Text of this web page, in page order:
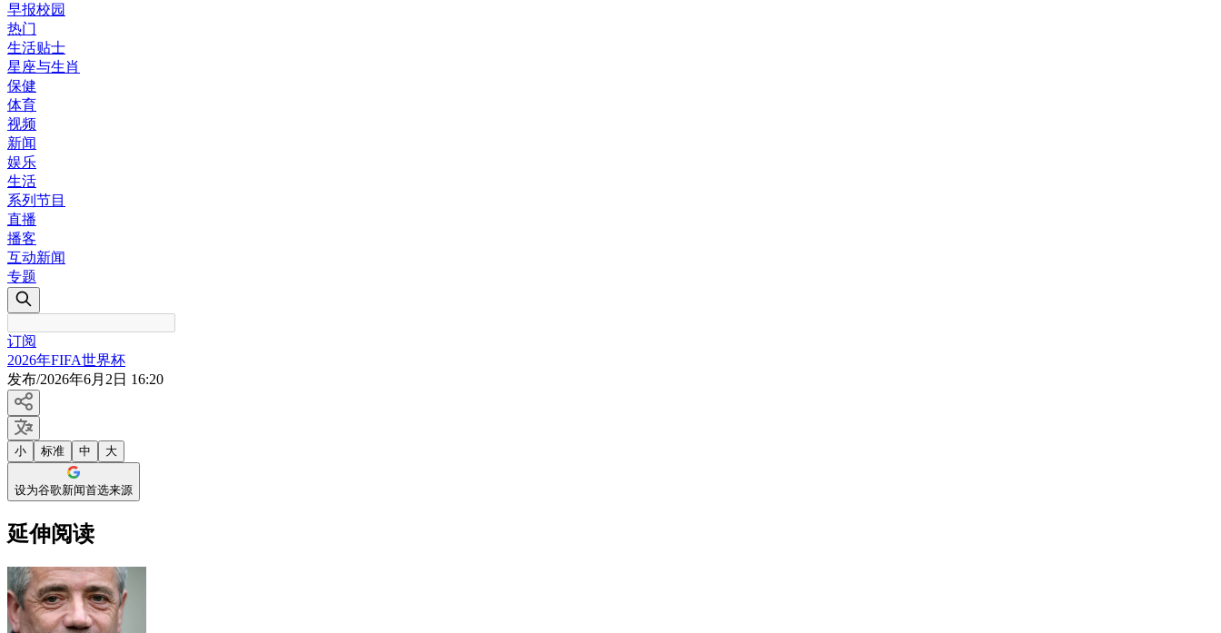
早报校园
热门
生活贴士
星座与生肖
保健
体育
视频
新闻
娱乐
生活
系列节目
直播
播客
互动新闻
专题
订阅
2026年FIFA世界杯
发布/2026年6月2日 16:20
小 标准 中 大
设为谷歌新闻首选来源
延伸阅读